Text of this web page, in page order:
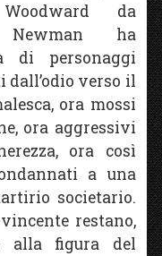
da
Newman ha
di personaggi
verso il
ora mossi
ora aggressivi
ora così
a una
societario.
restano,
alla figura del